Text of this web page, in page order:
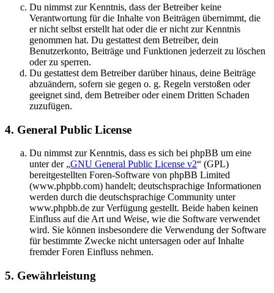
Du nimmst zur Kenntnis, dass der Betreiber keine
Verantwortung für die Inhalte von Beiträgen übernimmt, die
er nicht selbst erstellt hat oder die er nicht zur Kenntnis
genommen hat. Du gestattest dem Betreiber, dein
Benutzerkonto, Beiträge und Funktionen jederzeit zu löschen
oder zu sperren.
Du gestattest dem Betreiber darüber hinaus, deine Beiträge
abzuändern, sofern sie gegen o. g. Regeln verstoßen oder
geeignet sind, dem Betreiber oder einem Dritten Schaden
zuzufügen.
4. General Public License
Du nimmst zur Kenntnis, dass es sich bei phpBB um eine
unter der „GNU General Public License v2“ (GPL)
bereitgestellten Foren-Software von phpBB Limited
(www.phpbb.com) handelt; deutschsprachige Informationen
werden durch die deutschsprachige Community unter
www.phpbb.de zur Verfügung gestellt. Beide haben keinen
Einfluss auf die Art und Weise, wie die Software verwendet
wird. Sie können insbesondere die Verwendung der Software
für bestimmte Zwecke nicht untersagen oder auf Inhalte
fremder Foren Einfluss nehmen.
5. Gewährleistung